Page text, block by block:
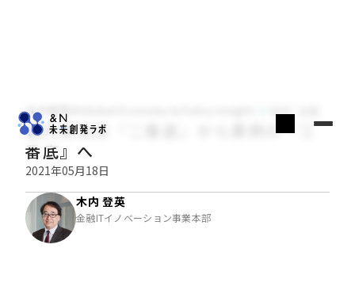
木内登英のGlobal Economy & Policy Insight
国内景気は『二番底』から異例の『三
番底』へ
2021年05月18日
木内 登英
金融ITイノベーション事業本部